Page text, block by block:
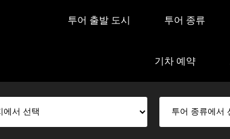
투어 출발 도시 투어 종류
기차 예약